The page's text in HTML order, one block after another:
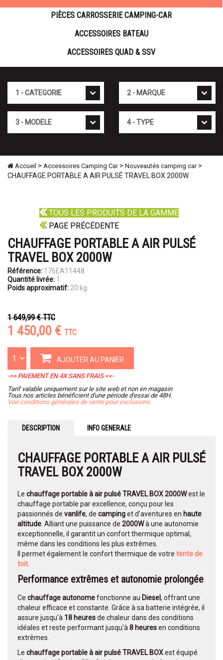
PIÈCES CARROSSERIE CAMPING-CAR
ACCESSOIRES BATEAU
ACCESSOIRES QUAD & SSV
Accueil > Accessoires Camping Car> Nouveautés camping car>
CHAUFFAGE PORTABLE A AIR PULSÉ TRAVEL BOX 2000W
TOUS LES PRODUITS DE LA GAMME
PAGE PRÉCÉDENTE
CHAUFFAGE PORTABLE A AIR PULSÉ
TRAVEL BOX 2000W
Référence: 176EA11448
Quantité livrée: 1
Poids approximatif: 20 kg
1 649,99 €TTC
1 450,00 € TTC
AJOUTER AU PANIER
->> PAIEMENT EN 4X SANS FRAIS <<-
Tarif valable uniquement sur le site web et non en magasin
Tous nos articles bénéficient d'une période d'essai de 48H.
Voir conditions générales de vente pour exclusions.
DESCRIPTION INFO GENERALE
CHAUFFAGE PORTABLE A AIR PULSÉ
TRAVEL BOX 2000W
Le chauffage portable à air pulséTRAVEL BOX 2000West le
chauffage portable par excellence, conçu pour les
passionnés de vanlife, de campinget d'aventures en haute
altitude . Alliant une puissance de 2000Wà une autonomie
exceptionnelle, il garantit un confort thermique optimal,
même dans les conditions les plus extrêmes.
Il permet également le confort thermique de votre tente de
toit
Performance extrêmes et autonomie prolongée
Ce chauffage autonomefonctionne au Diesel, offrant une
chaleur efficace et constante. Grâce à sa batterie intégrée, il
assure jusqu'à 18 heuresde chaleur dans des conditions
idéales et reste performant jusqu'à 8 heuresen conditions
extrêmes.
Le chauffage portable à air pulséTRAVEL BOXest équipé